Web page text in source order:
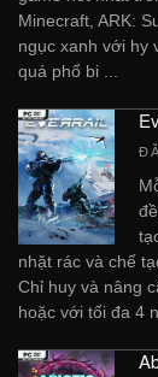
Minecraft, ARK:
ngục xanh với hy
quá phổ bi ...
nhặt rác và chế
Chỉ huy và nâng
hoặc với tối đa 4